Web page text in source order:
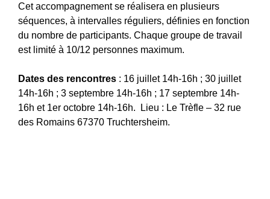
Cet accompagnement se réalisera en plusieurs
séquences, à intervalles réguliers, définies en fonction
du nombre de participants. Chaque groupe de travail
est limité à 10/12 personnes maximum.
Dates des rencontres : 16 juillet 14h-16h ; 30 juillet
14h-16h ; 3 septembre 14h-16h ; 17 septembre 14h-
16h et 1er octobre 14h-16h. Lieu : Le Trèfle – 32 rue
des Romains 67370 Truchtersheim.